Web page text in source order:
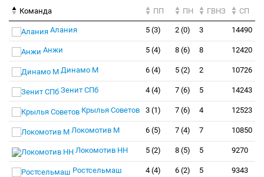
Команда ПП ПН ГВНЗ СП
Алания 5 (3) 2 (0) 3 14490
Анжи 5 (4) 8 (6) 8 12420
Динамо М 6 (4) 5 (2) 2 10726
Зенит СПб 4 (4) 7 (6) 5 14243
Крылья Советов 3 (1) 7 (6) 4 12523
Локомотив М 6 (5) 7 (4) 7 10850
Локомотив НН 5 (2) 8 (5) 5 9270
Ростсельмаш 4 (4) 6 (2) 5 9343